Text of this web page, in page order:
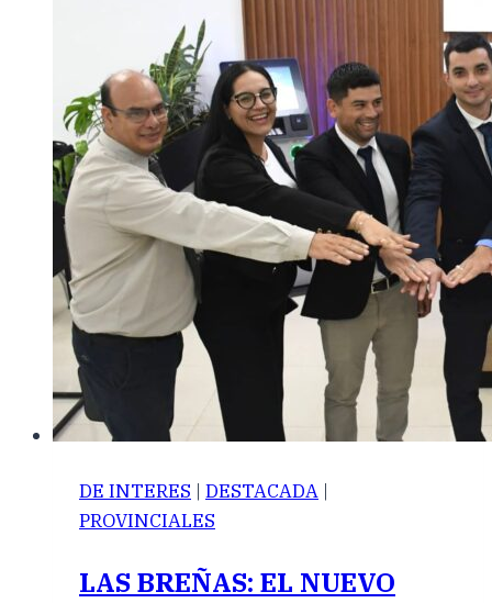
DE INTERES | DESTACADA |
PROVINCIALES
LAS BREÑAS: EL NUEVO